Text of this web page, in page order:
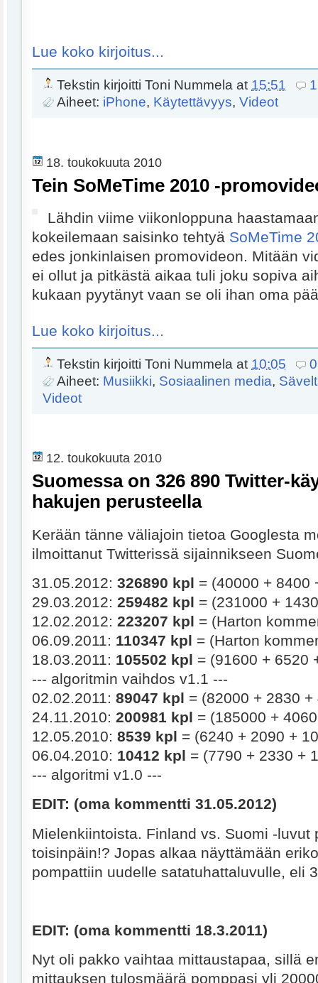
Lue koko kirjoitus...
Tekstin kirjoitti Toni Nummela at 15:51
Aiheet: iPhone, Käytettävyys, Videot
18. toukokuuta 2010
Tein SoMeTime 2010 -
Lähdin viime viikonloppuna
kokeilemaan saisinko tehtyä SoMeTime
edes jonkinlaisen promovideon. Mitään
ei ollut ja pitkästä aikaa tuli joku sopiva
kukaan pyytänyt vaan se oli ihan oma
Lue koko kirjoitus...
Tekstin kirjoitti Toni Nummela at 10:05
Aiheet: Musiikki, Sosiaalinen media,
Videot
12. toukokuuta 2010
Suomessa on 326 890 Twitter-
hakujen perusteella
Kerään tänne väliajoin tietoa Googlesta
ilmoittanut Twitterissä sijainnikseen
31.05.2012: 326890 kpl = (40000 + 8400
29.03.2012: 259482 kpl = (231000 +
12.02.2012: 223207 kpl = (Harton
06.09.2011: 110347 kpl = (Harton
18.03.2011: 105502 kpl = (91600 + 6520
--- algoritmin vaihdos v1.1 ---
02.02.2011: 89047 kpl = (82000 + 2830
24.11.2010: 200981 kpl = (185000 +
12.05.2010: 8539 kpl = (6240 + 2090 +
06.04.2010: 10412 kpl = (7790 + 2330 +
--- algoritmi v1.0 ---
EDIT: (oma kommentti 31.05.2012)
Mielenkiintoista. Finland vs. Suomi -luvut
toisinpäin!? Jopas alkaa näyttämään
pompattiin uudelle satatuhattaluvulle, eli
EDIT: (oma kommentti 18.3.2011)
Nyt oli pakko vaihtaa mittaustapaa, sillä
mittauksen tulosmäärä pomppasi yli